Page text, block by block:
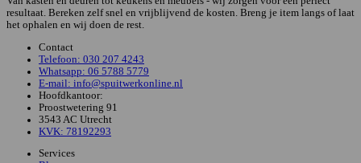
resultaat. Bereken zelf snel en vrijblijvend de kosten. Breng je item langs of laat
het ophalen en wij doen de rest.
Contact
Telefoon: 030 207 4243
Whatsapp: 06 5788 5779
E-mail: info@spuitwerkonline.nl
Hoofdkantoor:
Proostwetering 91
3543 AC Utrecht
KVK: 78192293
Services